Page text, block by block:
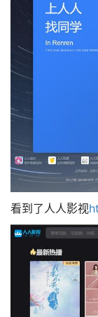
看到了人人影视